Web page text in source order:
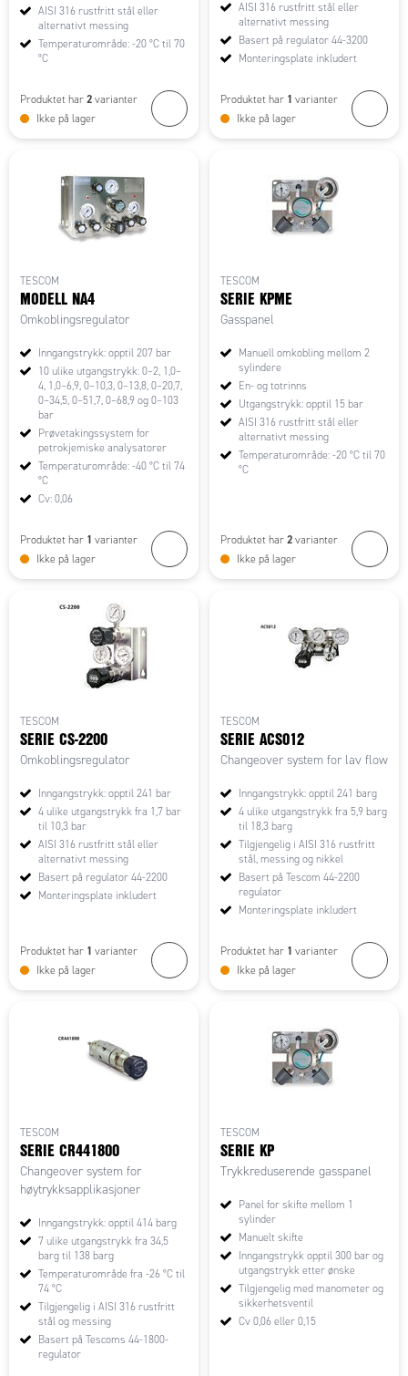
AISI 316 rustfritt stål eller
alternativt messing
Temperaturområde: -20 °C til 70
°C
Produktet har 2 varianter
Ikke på lager
AISI 316 rustfritt stål eller
alternativt messing
Basert på regulator 44-3200
Monteringsplate inkludert
Produktet har 1 varianter
Ikke på lager
TESCOM
MODELL NA4
Omkoblingsregulator
Inngangstrykk: opptil 207 bar
10 ulike utgangstrykk: 0–2, 1,0–
4, 1,0–6,9, 0–10,3, 0–13,8, 0–20,7,
0–34,5, 0–51,7, 0–68,9 og 0–103
bar
Prøvetakingssystem for
petrokjemiske analysatorer
Temperaturområde: -40 °C til 74
°C
Cv: 0,06
Produktet har 1 varianter
Ikke på lager
TESCOM
SERIE KPME
Gasspanel
Manuell omkobling mellom 2
sylindere
En- og totrinns
Utgangstrykk: opptil 15 bar
AISI 316 rustfritt stål eller
alternativt messing
Temperaturområde: -20 °C til 70
°C
Produktet har 2 varianter
Ikke på lager
TESCOM
SERIE CS-2200
Omkoblingsregulator
Inngangstrykk: opptil 241 bar
4 ulike utgangstrykk fra 1,7 bar
til 10,3 bar
AISI 316 rustfritt stål eller
alternativt messing
Basert på regulator 44-2200
Monteringsplate inkludert
Produktet har 1 varianter
Ikke på lager
TESCOM
SERIE ACS012
Changeover system for lav flow
Inngangstrykk: opptil 241 barg
4 ulike utgangstrykk fra 5,9 barg
til 18,3 barg
Tilgjengelig i AISI 316 rustfritt
stål, messing og nikkel
Basert på Tescom 44-2200
regulator
Monteringsplate inkludert
Produktet har 1 varianter
Ikke på lager
TESCOM
SERIE CR441800
Changeover system for
høytrykksapplikasjoner
Inngangstrykk: opptil 414 barg
7 ulike utgangstrykk fra 34,5
barg til 138 barg
Temperaturområde fra -26 °C til
74 °C
Tilgjengelig i AISI 316 rustfritt
stål og messing
Basert på Tescoms 44-1800-
regulator
TESCOM
SERIE KP
Trykkreduserende gasspanel
Panel for skifte mellom 1
sylinder
Manuelt skifte
Inngangstrykk opptil 300 bar og
utgangstrykk etter ønske
Tilgjengelig med manometer og
sikkerhetsventil
Cv 0,06 eller 0,15